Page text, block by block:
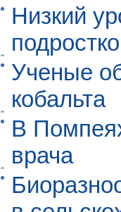
Низкий
Ученые
кобальта
В
врача